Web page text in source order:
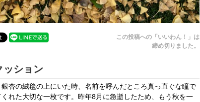
この投稿への「いいわん！」は
締め切りました。
ッション
銀杏の絨毯の上にいた時、名前を呼んだところ真っ直ぐな瞳で
くれた大切な一枚です。昨年8月に急逝したため、もう秋を一